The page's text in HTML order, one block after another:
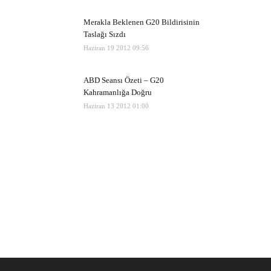
Merakla Beklenen G20 Bildirisinin
Taslağı Sızdı
Haziran 19 2012 09:56
ABD Seansı Özeti – G20
Kahramanlığa Doğru
Haziran 13 2012 01:00